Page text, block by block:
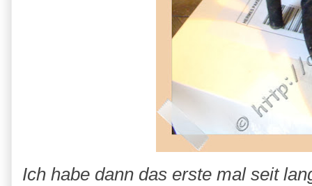
Ich habe dann das erste mal seit